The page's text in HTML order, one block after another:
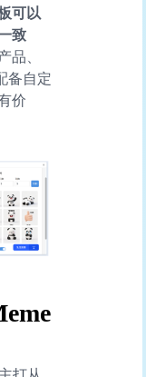
可以
致
品、
备自定
价